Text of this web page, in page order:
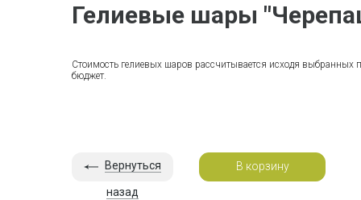
Гелиевые шары
Стоимость гелиевых шаров рассчитывается исходя
бюджет.
Вернуться
назад
В корзину